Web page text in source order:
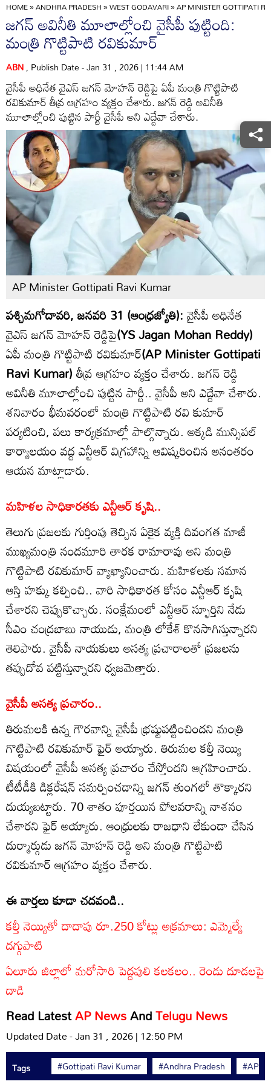
HOME»ANDHRA PRADESH»WEST GODAVARI»AP MINISTER GOTTIPATI
జగన్ అవినీతి మూలాల్లోంచి వైసీపీ పుట్టింది:
మంత్రి గొట్టిపాటి రవికుమార్
ABN, Publish Date - Jan 31 , 2026 | 11:44 AM
వైసీపీ అధినేత వైఎస్ జగన్ మోహన్ రెడ్డిపై ఏపీ మంత్రి గొట్టిపాటి
రవికుమార్ తీవ్ర ఆగ్రహం వ్యక్తం చేశారు. జగన్ రెడ్డి అవినీతి
మూలాల్లోంచి పుట్టిన పార్టీ వైసీపీ అని ఎద్దేవా చేశారు.
AP Minister Gottipati Ravi Kumar
పశ్చిమగోదావరి, జనవరి 31 (ఆంధ్రజ్యోతి):వైసీపీ అధినేత
వైఎస్ జగన్ మోహన్ రెడ్డిపై(YS Jagan Mohan Reddy)
ఏపీ మంత్రి గొట్టిపాటి రవికుమార్(AP Minister Gottipati
Ravi Kumar)తీవ్ర ఆగ్రహం వ్యక్తం చేశారు. జగన్ రెడ్డి
అవినీతి మూలాల్లోంచి పుట్టిన పార్టీ.. వైసీపీ అని ఎద్దేవా చేశారు.
శనివారం భీమవరంలో మంత్రి గొట్టిపాటి రవి కుమార్
పర్యటించి, పలు కార్యక్రమాల్లో పాల్గొన్నారు. అక్కడి మున్సిపల్
కార్యాలయం వద్ద ఎన్టీఆర్ విగ్రహాన్ని ఆవిష్కరించిన అనంతరం
ఆయన మాట్లాడారు.
మహిళల సాధికారతకు ఎన్టీఆర్ కృషి..
తెలుగు ప్రజలకు గుర్తింపు తెచ్చిన ఏకైక వ్యక్తి దివంగత మాజీ
ముఖ్యమంత్రి నందమూరి తారక రామారావు అని మంత్రి
గొట్టిపాటి రవికుమార్ వ్యాఖ్యానించారు. మహిళలకు సమాన
ఆస్తి హక్కు కల్పించి.. వారి సాధికారత కోసం ఎన్టీఆర్ కృషి
చేశారని చెప్పుకొచ్చారు. సంక్షేమంలో ఎన్టీఆర్ స్ఫూర్తిని నేడు
సీఎం చంద్రబాబు నాయుడు, మంత్రి లోకేశ్ కొనసాగిస్తున్నారని
తెలిపారు. వైసీపీ నాయకులు అసత్య ప్రచారాలతో ప్రజలను
తప్పుదోవ పట్టిస్తున్నారని ధ్వజమెత్తారు.
వైసీపీ అసత్య ప్రచారం..
తిరుమలకి ఉన్న గౌరవాన్ని వైసీపీ భ్రష్టుపట్టించిందని మంత్రి
గొట్టిపాటి రవికుమార్ ఫైర్ అయ్యారు. తిరుమల కల్తీ నెయ్యి
విషయంలో వైసీపీ అసత్య ప్రచారం చేస్తోందని ఆగ్రహించారు.
టీటీడీకి డిక్లరేషన్ సమర్పించడాన్ని జగన్ తుంగలో తొక్కారని
దుయ్యబట్టారు. 70 శాతం పూర్తయిన పోలవరాన్ని నాశనం
చేశారని ఫైర్ అయ్యారు. ఆంధ్రులకు రాజధాని లేకుండా చేసిన
దుర్మార్గుడు జగన్ మోహన్ రెడ్డి అని మంత్రి గొట్టిపాటి
రవికుమార్ ఆగ్రహం వ్యక్తం చేశారు.
ఈ వార్తలు కూడా చదవండి..
కల్తీ నెయ్యితో దాదాపు రూ.250 కోట్లు అక్రమాలు: ఎమ్మెల్యే
దగ్గుపాటి
ఏలూరు జిల్లాలో మరోసారి పెద్దపులి కలకలం.. రెండు దూడలపై
దాడి
Read LatestAP NewsAndTelugu News
Updated Date - Jan 31 , 2026 | 12:50 PM
Tags #Gottipati Ravi Kumar #Andhra Pradesh #AP